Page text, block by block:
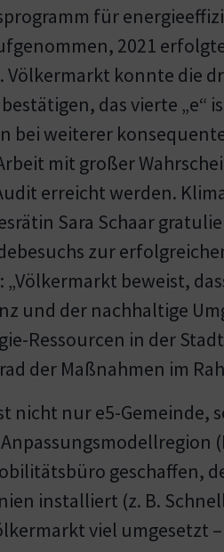
für
2021
konnte die
das vierte „e“
bei weiterer
mit großer
erreicht werden.
Sara Schaar
zur
beweist,
und der nachhaltige
Ressourcen in der
der Maßnahmen im
nicht nur e5-Gemeinde,
geschaffen,
installiert (z. B.
viel umgesetzt